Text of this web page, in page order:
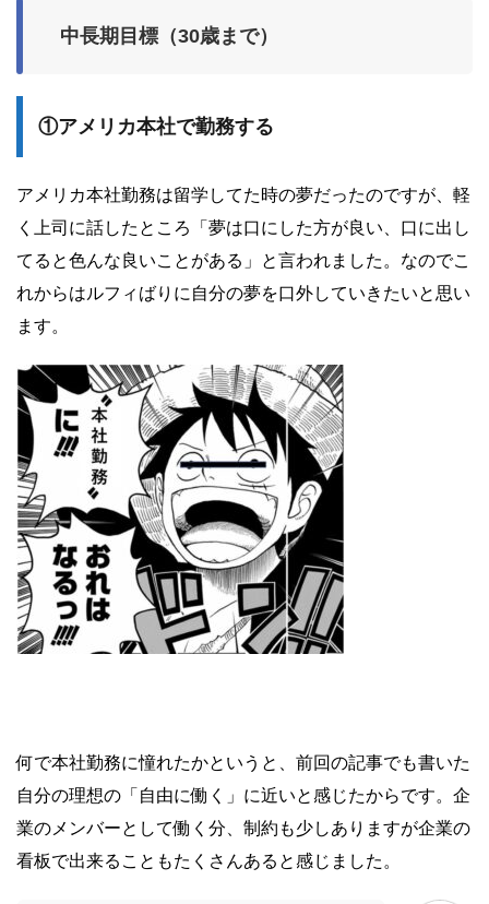
中長期目標（30歳まで）
①アメリカ本社で勤務する
アメリカ本社勤務は留学してた時の夢だったのですが、軽
く上司に話したところ「夢は口にした方が良い、口に出し
てると色んな良いことがある」と言われました。なのでこ
れからはルフィばりに自分の夢を口外していきたいと思い
ます。
何で本社勤務に憧れたかというと、前回の記事でも書いた
自分の理想の「自由に働く」に近いと感じたからです。企
業のメンバーとして働く分、制約も少しありますが企業の
看板で出来ることもたくさんあると感じました。